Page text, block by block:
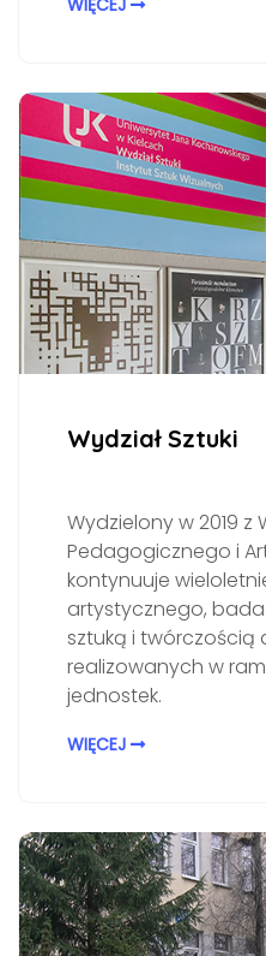
WIĘCEJ
Wydział Sztuki
Wydzielony w 2019 z
Pedagogicznego i
kontynuuje
artystycznego,
sztuką i twórczością
realizowanych w
jednostek.
WIĘCEJ